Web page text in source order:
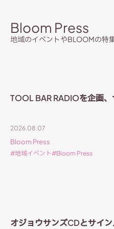
Bloom Press
地域のイベントやBLOOMの特
TOOL BAR RADIOを企画
2026.08.07
Bloom Press
地域イベント Bloom Press
オジョウサンズCDとサイ